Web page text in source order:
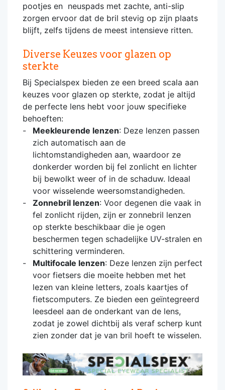
pootjes en neuspads met zachte, anti-slip
zorgen ervoor dat de bril stevig op zijn plaats
blijft, zelfs tijdens de meest intensieve ritten.
Diverse Keuzes voor glazen op
sterkte
Bij Specialspex bieden ze een breed scala aan
keuzes voor glazen op sterkte, zodat je altijd
de perfecte lens hebt voor jouw specifieke
behoeften:
Meekleurende lenzen: Deze lenzen passen
zich automatisch aan de
lichtomstandigheden aan, waardoor ze
donkerder worden bij fel zonlicht en lichter
bij bewolkt weer of in de schaduw. Ideaal
voor wisselende weersomstandigheden.
Zonnebril lenzen: Voor degenen die vaak in
fel zonlicht rijden, zijn er zonnebril lenzen
op sterkte beschikbaar die je ogen
beschermen tegen schadelijke UV-stralen en
schittering verminderen.
Multifocale lenzen: Deze lenzen zijn perfect
voor fietsers die moeite hebben met het
lezen van kleine letters, zoals kaartjes of
fietscomputers. Ze bieden een geïntegreerd
leesdeel aan de onderkant van de lens,
zodat je zowel dichtbij als veraf scherp kunt
zien zonder dat je van bril hoeft te wisselen.